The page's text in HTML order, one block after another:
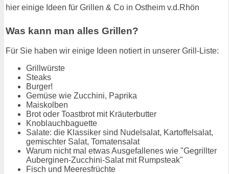
hier einige Ideen für Grillen & Co in Ostheim v.d.Rhön
Was kann man alles Grillen?
Für Sie haben wir einige Ideen notiert in unserer Grill-Liste:
Grillwürste
Steaks
Burger!
Gemüse wie Zucchini, Paprika
Maiskolben
Brot oder Toastbrot mit Kräuterbutter
Knoblauchbaguette
Salate: die Klassiker sind Nudelsalat, Kartoffelsalat,
gemischter Salat, Tomatensalat
Warum nicht mal etwas Ausgefallenes wie "Gegrillter
Auberginen-Zucchini-Salat mit Rumpsteak"
Fisch und Meeresfrüchte